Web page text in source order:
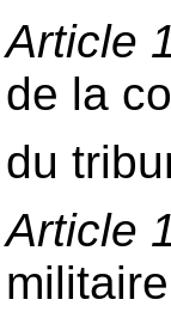
Article
de la
du
Article